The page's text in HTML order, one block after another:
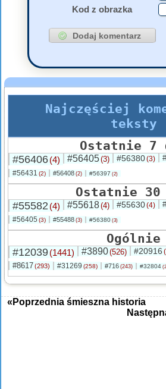
Kod z obrazka
Najczęściej
teksty
Ostatnie 7
#56406(4) #56405(3) #56380(3)
#56431 (2) #56408 (2) #56397 (2)
Ostatnie
#55582 (4) #55618(4) #55630(4)
#56405 (3) #55488 (3) #56380 (3)
Ogólnie
#12039(1441) #3890(526) #20916
#8617(293) #31269 (258) #716 (243) #32804
«Poprzednia śmieszna historia